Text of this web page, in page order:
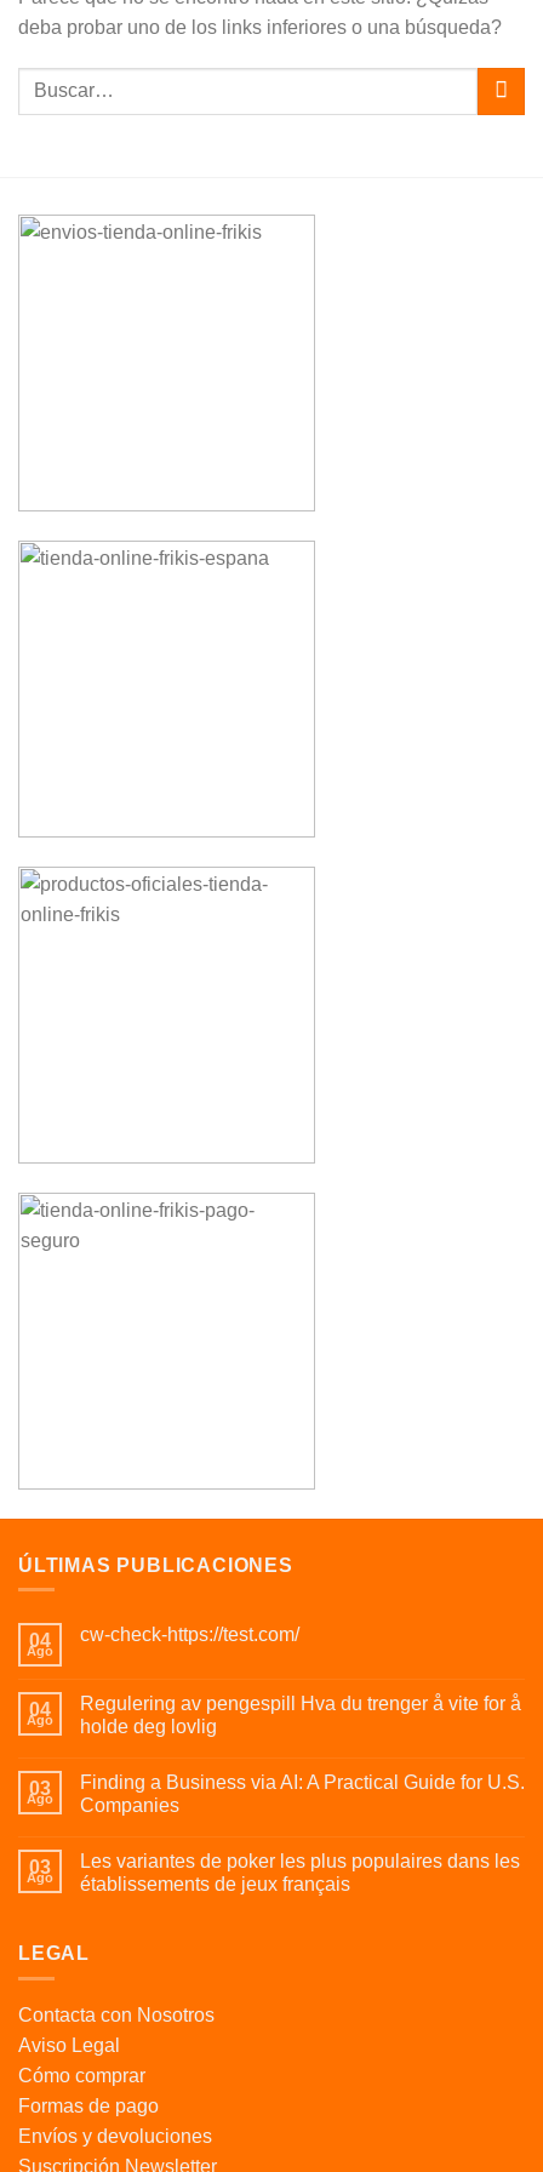
deba probar uno de los links inferiores o una búsqueda?
ÚLTIMAS PUBLICACIONES
04
Ago
cw-check-https://test.com/
04
Ago
Regulering av pengespill Hva du trenger å vite for å
holde deg lovlig
03
Ago
Finding a Business via AI: A Practical Guide for U.S.
Companies
03
Ago
Les variantes de poker les plus populaires dans les
établissements de jeux français
LEGAL
Contacta con Nosotros
Aviso Legal
Cómo comprar
Formas de pago
Envíos y devoluciones
Suscripción Newsletter